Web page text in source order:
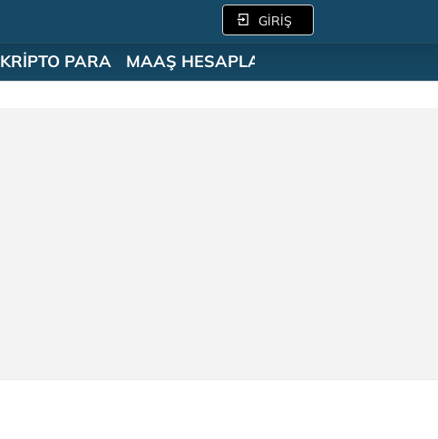
GİRİŞ
KRİPTO PARA MAAŞ HESAPLAMA